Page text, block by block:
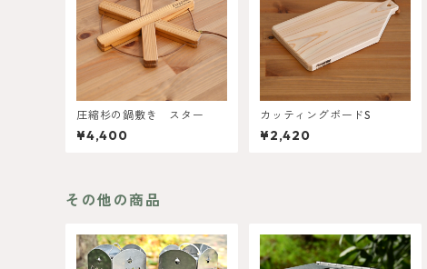
圧縮杉の鍋敷き スター
¥4,400
カッティングボードS
¥2,420
その他の商品